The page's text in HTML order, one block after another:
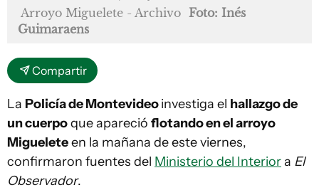
Arroyo Miguelete - Archivo Foto: Inés
Guimaraens
Compartir
La Policía de Montevideoinvestiga el hallazgo de
un cuerpoque apareció flotando en el arroyo
Migueleteen la mañana de este viernes,
confirmaron fuentes del Ministerio del Interiora El
Observador.